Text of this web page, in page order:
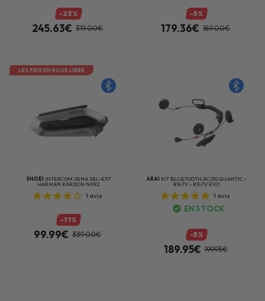
-23%
245.63€ 319.00€
-5%
179.36€ 189.00€
LES PRIX EN ROUE LIBRE
SHOEI INTERCOM SENA SRL-EXT
HARMAN KARDON NXR2
1 avis
-71%
99.99€ 339.00€
ARAI KIT BLUETOOTH ACS10 QUANTIC -
RX-7V - RX-7V EVO
1 avis
EN STOCK
-5%
189.95€ 199.95€